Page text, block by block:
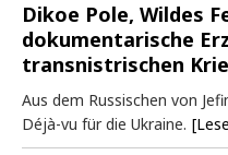
Dikoe Pole, Wildes
dokumentarische
transnistrischen
Aus dem Russischen von
Déjà-vu für die Ukraine.